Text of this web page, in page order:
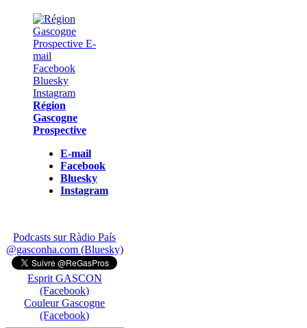
Région
Gascogne
Prospective
E-mail
Facebook
Bluesky
Instagram
Podcasts sur Ràdio País
@gasconha.com (Bluesky)
Esprit GASCON
(Facebook)
Couleur Gascogne
(Facebook)